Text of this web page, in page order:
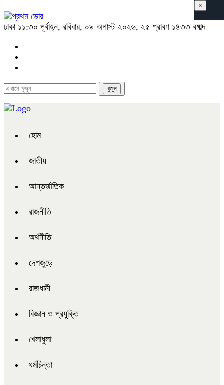
ঢাকা ১১:৩০ পূর্বাহ্ন, রবিবার, ০৯ অগাস্ট ২০২৬, ২৫ শ্রাবণ ১৪৩৩ বঙ্গাব্দ
হোম
জাতীয়
আন্তর্জাতিক
রাজনীতি
অর্থনীতি
দেশজুড়ে
রাজধানী
বিজ্ঞান ও প্রযুক্তি
খেলাধুলা
ধর্মচিন্তা
×